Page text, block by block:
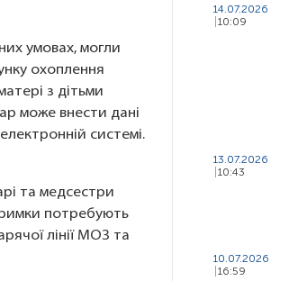
умовах, могли
охоплення
з дітьми
може внести дані
системі.
та медсестри
потребують
лінії МОЗ та
14.07.2026
10:09
13.07.2026
10:43
10.07.2026
16:59